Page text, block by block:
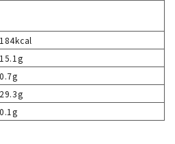
184kcal
15.1g
0.7g
29.3g
0.1g